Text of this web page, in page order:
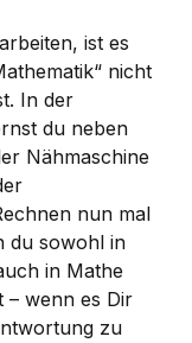
ist es
nicht
In der
du neben
Nähmaschine
nun mal
du sowohl in
in Mathe
– wenn es Dir
zu